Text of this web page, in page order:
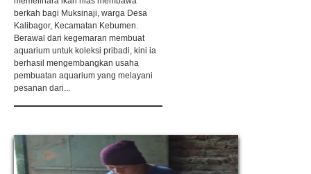
berkah bagi Muksinaji, warga Desa
Kalibagor, Kecamatan Kebumen.
Berawal dari kegemaran membuat
aquarium untuk koleksi pribadi, kini ia
berhasil mengembangkan usaha
pembuatan aquarium yang melayani
pesanan dari...